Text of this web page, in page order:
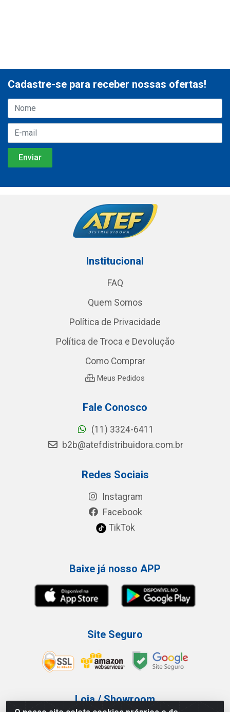
Cadastre-se para receber nossas ofertas!
Institucional
FAQ
Quem Somos
Política de Privacidade
Política de Troca e Devolução
Como Comprar
Meus Pedidos
Fale Conosco
(11) 3324-6411
b2b@atefdistribuidora.com.br
Redes Sociais
Instagram
Facebook
TikTok
Baixe já nosso APP
Site Seguro
Loja / Showroom